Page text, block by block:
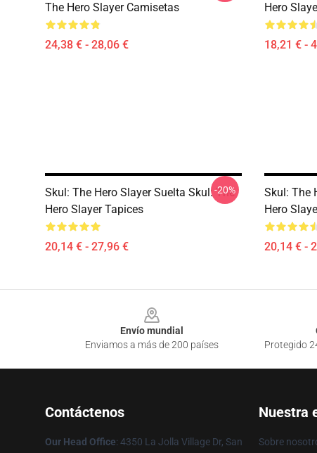
The Hero Slayer Camisetas
24,38 € - 28,06 €
Hero
18,21 € -
Skul: The Hero Slayer Suelta Skul: The
Hero Slayer Tapices
20,14 € - 27,96 €
-20%
Skul: The
Hero
20,14 € -
Envío mundial
Enviamos a más de 200 países
Protegido
Contáctenos
Our Head Office: 4350 La Jolla Village Dr, San
Nuestra
Sobre